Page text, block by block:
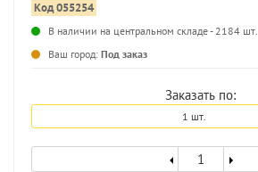
Код 055254
В наличии на центральном складе - 2184 шт.
Ваш город: Под заказ
Заказать по:
1 шт.